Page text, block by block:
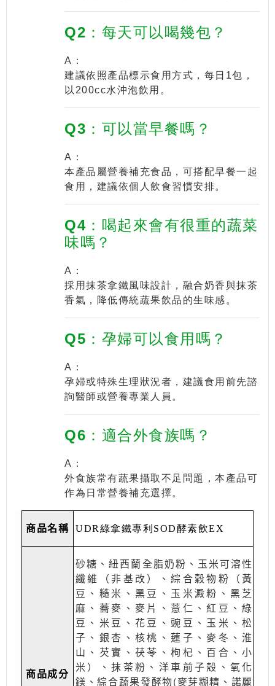
Q2：每天可以喝幾包？
A：
建議依照產品標示食用方式，每日1包，
以200cc水沖泡飲用。
Q3：可以當早餐嗎？
A：
本產品屬營養補充食品，可搭配早餐一起
食用，建議依個人飲食習慣安排。
Q4：喝起來會有很重的蔬菜
味嗎？
A：
採用抹茶拿鐵風味設計，融合奶香與抹茶
香氣，降低傳統蔬果飲品的生味感。
Q5：孕婦可以食用嗎？
A：
孕婦或特殊生理狀況者，建議食用前先諮
詢醫師或營養專業人員。
Q6：適合外食族嗎？
A：
外食族常有蔬果攝取不足問題，本產品可
作為日常營養補充選擇。
商品名稱 UDR綠拿鐵專利SOD酵素飲EX
商品成分
砂糖、紐西蘭全脂奶粉、玉米可溶性
纖維（非基改）、綜合穀物粉（黃
豆、糙米、黑豆、玉米澱粉、黑芝
麻、蕎麥、麥片、薏仁、紅豆、綠
豆、米豆、花豆、豌豆、玉米、松
子、銀杏、核桃、蓮子、麥冬、淮
山、芡實、茯苓、枸杞、百合、小
米）、抹茶粉、洋車前子殼、氧化
鎂、綜合蔬果發酵物(麥芽糊精、諾麗